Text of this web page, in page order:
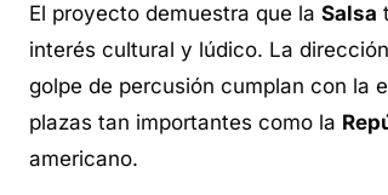
El proyecto demuestra que la Salsa
interés cultural y lúdico. La
golpe de percusión cumplan con la
plazas tan importantes como la
americano.